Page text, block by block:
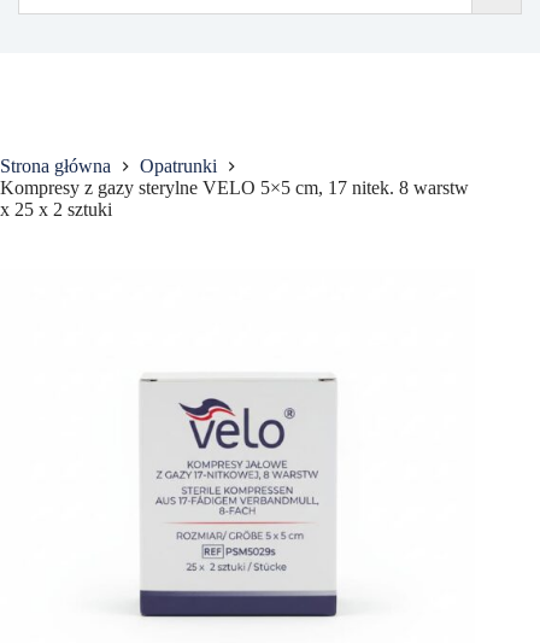
Strona główna
Opatrunki
Kompresy z gazy sterylne VELO 5×5 cm, 17 nitek. 8 warstw
x 25 x 2 sztuki